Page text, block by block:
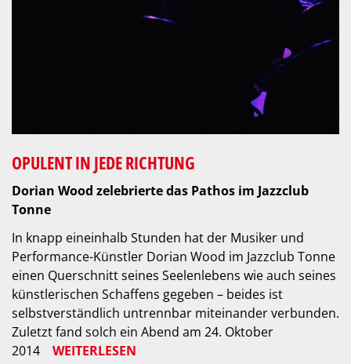
OPULENT IN JEDE RICHTUNG
Dorian Wood zelebrierte das Pathos im Jazzclub
Tonne
In knapp eineinhalb Stunden hat der Musiker und
Performance-Künstler Dorian Wood im Jazzclub Tonne
einen Querschnitt seines Seelenlebens wie auch seines
künstlerischen Schaffens gegeben – beides ist
selbstverständlich untrennbar miteinander verbunden.
Zuletzt fand solch ein Abend am 24. Oktober
2014
WEITERLESEN